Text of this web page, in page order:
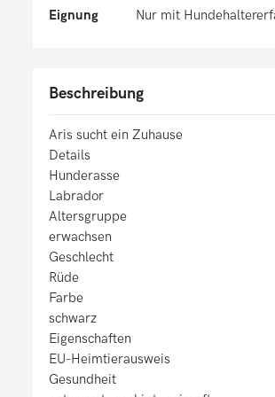
Eignung
Nur mit
Beschreibung
Aris sucht ein Zuhause
Details
Hunderasse
Labrador
Altersgruppe
erwachsen
Geschlecht
Rüde
Farbe
schwarz
Eigenschaften
EU-Heimtierausweis
Gesundheit